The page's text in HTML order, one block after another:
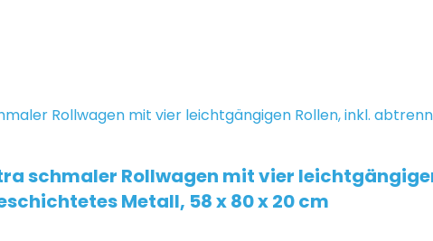
schmaler Rollwagen mit vier
Metall, 58 x 80 x 20 cm